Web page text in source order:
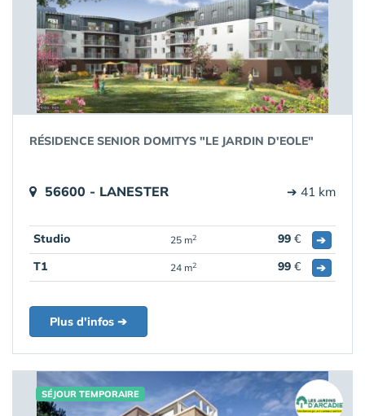
RÉSIDENCE SENIOR DOMITYS "LE JARDIN D'EOLE"
56600 - LANESTER ➔ 41 km
Studio 25 m2 99 €
➔
T1
24 m2 99 € ➔
Plus d'infos ➔
SÉJOUR TEMPORAIRE